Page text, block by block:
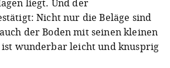
liegt. Und der
Nicht nur die Beläge sind
der Boden mit seinen kleinen
ist wunderbar leicht und knusprig